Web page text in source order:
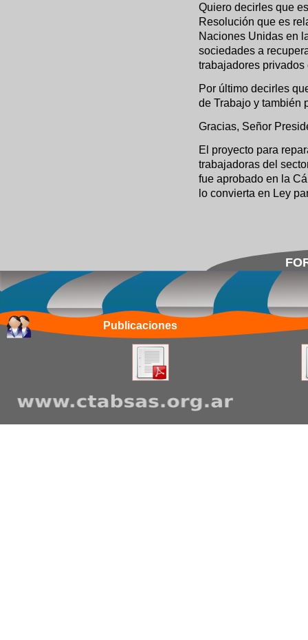
Quiero decirles que
Resolución que es
Naciones Unidas en
sociedades a
trabajadores privados
Por último decirles
de Trabajo y también
Gracias, Señor
El proyecto para
trabajadoras del
fue aprobado en la
lo convierta en Ley
Publicaciones